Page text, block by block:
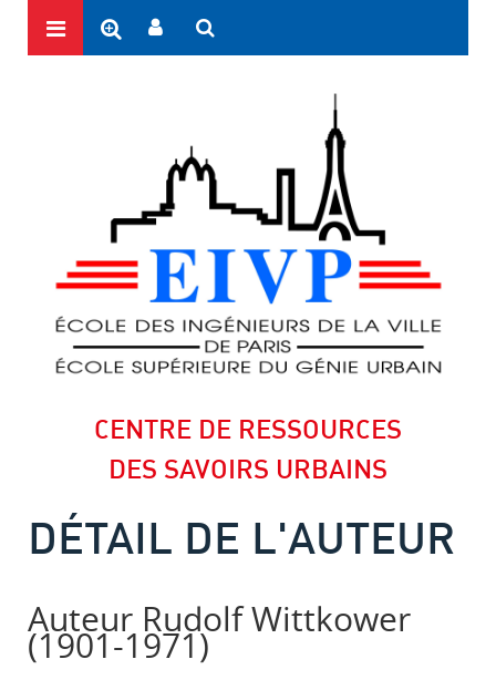
CENTRE DE RESSOURCES
DES SAVOIRS URBAINS
DÉTAIL DE L'AUTEUR
Auteur Rudolf Wittkower
(1901-1971)